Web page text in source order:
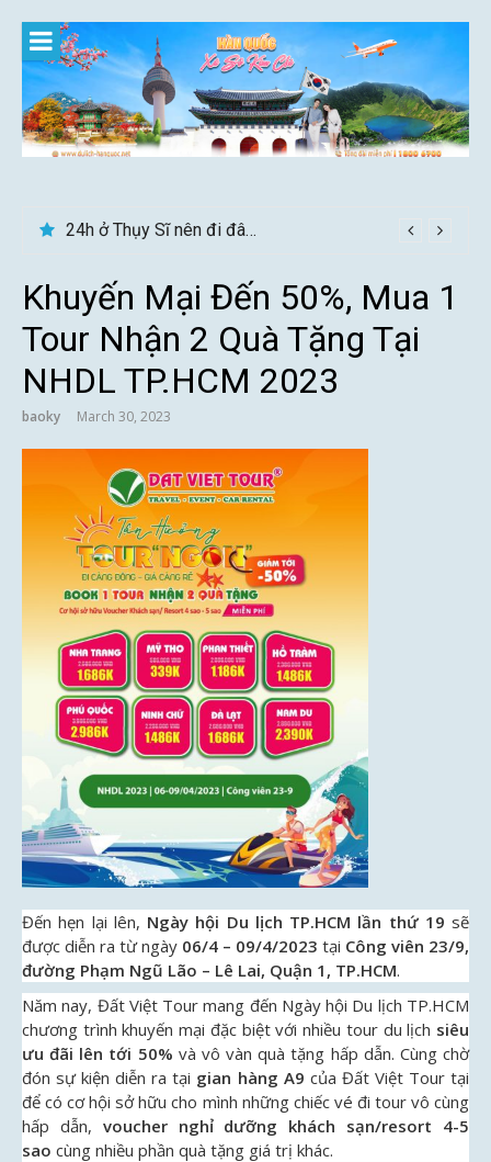
content
24h ở Thụy Sĩ nên đi đâu, chơi gì?
Du lịch Sri Lanka – Bật mí nên đi mùa nào đẹp
Khuyến Mại Đến 50%, Mua 1
Tour Nhận 2 Quà Tặng Tại
NHDL TP.HCM 2023
baoky March 30, 2023
Đến hẹn lại lên, Ngày hội Du lịch TP.HCM lần thứ 19 sẽ
được diễn ra từ ngày 06/4 – 09/4/2023 tại Công viên 23/9,
đường Phạm Ngũ Lão – Lê Lai, Quận 1, TP.HCM.
Năm nay, Đất Việt Tour mang đến Ngày hội Du lịch TP.HCM
chương trình khuyến mại đặc biệt với nhiều tour du lịch siêu
ưu đãi lên tới 50% và vô vàn quà tặng hấp dẫn. Cùng chờ
đón sự kiện diễn ra tại gian hàng A9 của Đất Việt Tour tại
để có cơ hội sở hữu cho mình những chiếc vé đi tour vô cùng
hấp dẫn, voucher nghỉ dưỡng khách sạn/resort 4-5
sao cùng nhiều phần quà tặng giá trị khác.